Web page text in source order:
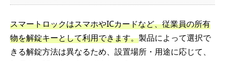
スマートロックはスマホやICカードなど、従業員の所有
物を解錠キーとして利用できます。製品によって選択で
きる解錠方法は異なるため、設置場所・用途に応じて、